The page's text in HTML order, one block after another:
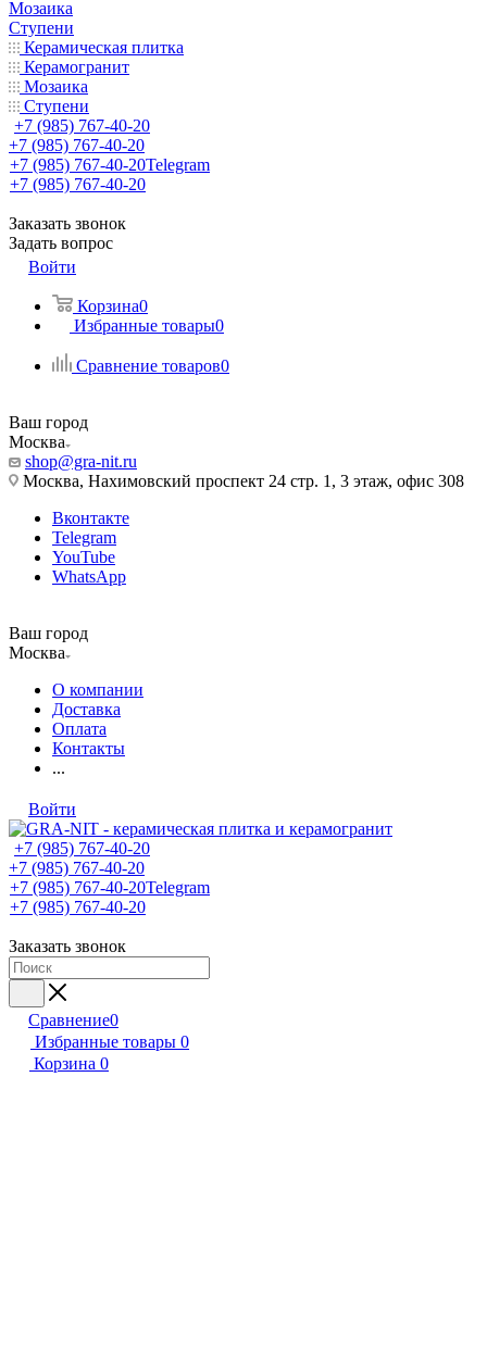
Мозаика
Ступени
Керамическая плитка
Керамогранит
Мозаика
Ступени
+7 (985) 767-40-20
+7 (985) 767-40-20
+7 (985) 767-40-20Telegram
+7 (985) 767-40-20
Заказать звонок
Задать вопрос
Войти
Корзина0
Избранные товары0
Сравнение товаров0
Ваш город
Москва
shop@gra-nit.ru
Москва, Нахимовский проспект 24 стр. 1, 3 этаж, офис 308
Вконтакте
Telegram
YouTube
WhatsApp
Ваш город
Москва
О компании
Доставка
Оплата
Контакты
...
Войти
+7 (985) 767-40-20
+7 (985) 767-40-20
+7 (985) 767-40-20Telegram
+7 (985) 767-40-20
Заказать звонок
Сравнение0
Избранные товары 0
Корзина 0